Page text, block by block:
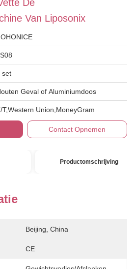
De
Van Liposonix
set
Geval of Aluminiumdoos
T,Western Union,MoneyGram
Contact Opnemen
Productomschrijving
Beijing, China
CE